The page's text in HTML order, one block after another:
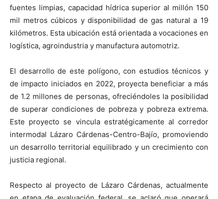
fuentes limpias, capacidad hídrica superior al millón 150
mil metros cúbicos y disponibilidad de gas natural a 19
kilómetros. Esta ubicación está orientada a vocaciones en
logística, agroindustria y manufactura automotriz.
El desarrollo de este polígono, con estudios técnicos y
de impacto iniciados en 2022, proyecta beneficiar a más
de 1.2 millones de personas, ofreciéndoles la posibilidad
de superar condiciones de pobreza y pobreza extrema.
Este proyecto se vincula estratégicamente al corredor
intermodal Lázaro Cárdenas-Centro-Bajío, promoviendo
un desarrollo territorial equilibrado y un crecimiento con
justicia regional.
Respecto al proyecto de Lázaro Cárdenas, actualmente